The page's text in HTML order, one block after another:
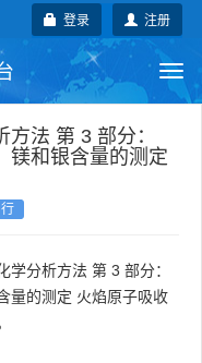
注册
登录
地方标准
法 第 3 部分：
镁和银含量的测定
分析方法 第 3 部分：
量的测定 火焰原子吸收